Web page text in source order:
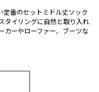
定番のセットミドル丈ソック
タイリングに自然と取り入れ
カーやローファー、ブーツな